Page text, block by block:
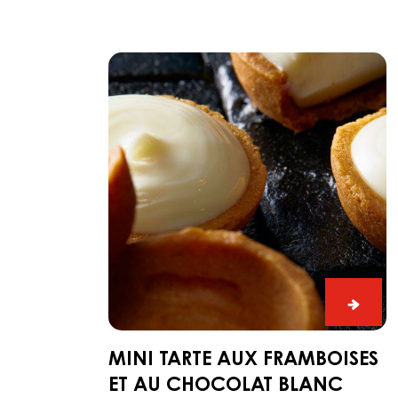
Mini
tarte
aux
MINI TARTE AUX FRAMBOISES
ET AU CHOCOLAT BLANC
Mini
tarte
aux
framboises
et
au
chocolat
blanc